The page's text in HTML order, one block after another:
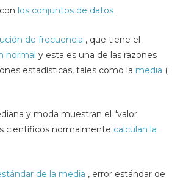
los conjuntos de datos .
de frecuencia , que tiene el
normal y esta es una de las razones
estadísticas, tales como la media (
y moda muestran el "valor
científicos normalmente calculan la
de la media , error estándar de